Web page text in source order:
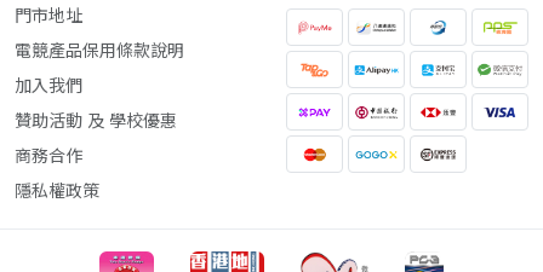
門市地址
電競產品保用條款說明
加入我們
贊助活動 及 學校優惠
商務合作
隱私權政策